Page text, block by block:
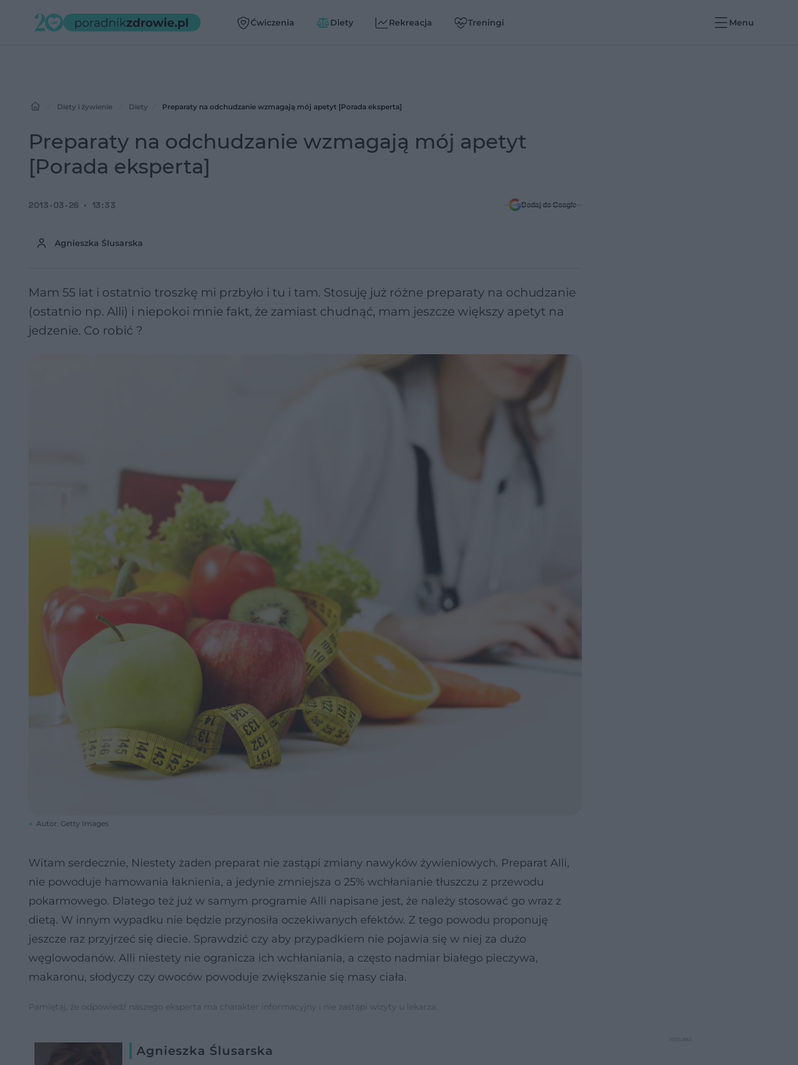
Ćwiczenia Diety Rekreacja Treningi Menu
Diety i żywienie Diety Preparaty na odchudzanie wzmagają mój apetyt [Porada eksperta]
Preparaty na odchudzanie wzmagają mój apetyt
[Porada eksperta]
Agnieszka Ślusarska
2013-03-26 13:33 Dodaj do Google
Mam 55 lat i ostatnio troszkę mi przbyło i tu i tam. Stosuję już różne preparaty na ochudzanie
(ostatnio np. Alli) i niepokoi mnie fakt, że zamiast chudnąć, mam jeszcze większy apetyt na
jedzenie. Co robić ?
Autor: Getty Images
Witam serdecznie, Niestety żaden preparat nie zastąpi zmiany nawyków żywieniowych. Preparat Alli,
nie powoduje hamowania łaknienia, a jedynie zmniejsza o 25% wchłanianie tłuszczu z przewodu
pokarmowego. Dlatego też już w samym programie Alli napisane jest, że należy stosować go wraz z
dietą. W innym wypadku nie będzie przynosiła oczekiwanych efektów. Z tego powodu proponuję
jeszcze raz przyjrzeć się diecie. Sprawdzić czy aby przypadkiem nie pojawia się w niej za dużo
węglowodanów. Alli niestety nie ogranicza ich wchłaniania, a często nadmiar białego pieczywa,
makaronu, słodyczy czy owoców powoduje zwiększanie się masy ciała.
Pamiętaj, że odpowiedź naszego eksperta ma charakter informacyjny i nie zastąpi wizyty u lekarza.
Agnieszka Ślusarska